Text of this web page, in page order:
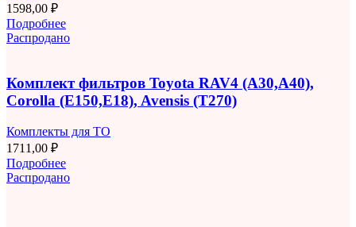
1598,00 ₽
Подробнее
Распродано
Комплект фильтров Toyota RAV4 (A30,A40),
Corolla (E150,E18), Avensis (T270)
Комплекты для ТО
1711,00 ₽
Подробнее
Распродано